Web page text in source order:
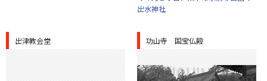
出水神社
出津教会堂 功山寺 国宝仏殿